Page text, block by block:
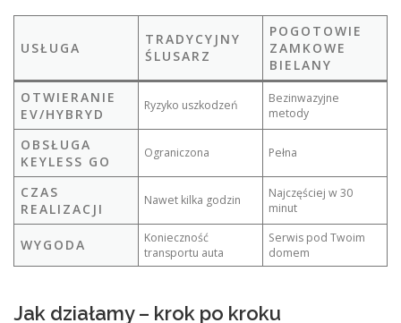
USŁUGA
TRADYCYJNY
ŚLUSARZ
POGOTOWIE
ZAMKOWE
BIELANY
OTWIERANIE
EV/HYBRYD
Ryzyko uszkodzeń
Bezinwazyjne
metody
OBSŁUGA
KEYLESS GO
Ograniczona Pełna
CZAS
REALIZACJI
Nawet kilka godzin
Najczęściej w 30
minut
WYGODA
Konieczność
transportu auta
Serwis pod Twoim
domem
Jak działamy – krok po kroku